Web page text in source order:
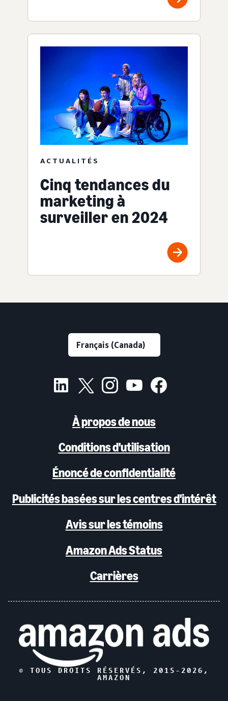
ACTUALITÉS
Cinq tendances du
marketing à
surveiller en 2024
À propos de nous
Conditions d'utilisation
Énoncé de confidentialité
Publicités basées sur les centres d'intérêt
Avis sur les témoins
Amazon Ads Status
Carrières
© TOUS DROITS RÉSERVÉS, 2015- 2026 ,
AMAZON